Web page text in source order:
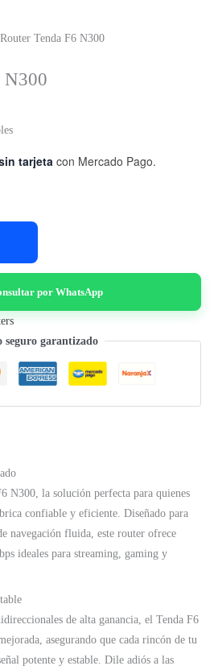
Tenda F6 N300
N300
tarjeta con Mercado Pago.
por WhatsApp
seguro garantizado
N300, la solución perfecta para quienes
confiable y eficiente. Diseñado para
navegación fluida, este router ofrece
ideales para streaming, gaming y
de alta ganancia, el Tenda F6
asegurando que cada rincón de tu
potente y estable. Dile adiós a las